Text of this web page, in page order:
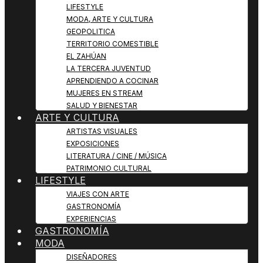
LIFESTYLE
MODA, ARTE Y CULTURA
GEOPOLITICA
TERRITORIO COMESTIBLE
EL ZAHÚAN
LA TERCERA JUVENTUD
APRENDIENDO A COCINAR
MUJERES EN STREAM
SALUD Y BIENESTAR
ARTE Y CULTURA
ARTISTAS VISUALES
EXPOSICIONES
LITERATURA / CINE / MÚSICA
PATRIMONIO CULTURAL
LIFESTYLE
VIAJES CON ARTE
GASTRONOMÍA
EXPERIENCIAS
GASTRONOMÍA
MODA
DISEÑADORES